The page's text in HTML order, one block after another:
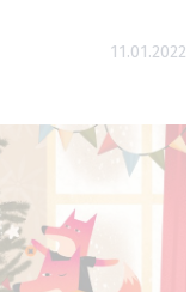
11.01.2022